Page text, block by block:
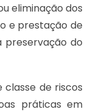
eliminação dos
e prestação de
preservação do
classe de riscos
práticas em